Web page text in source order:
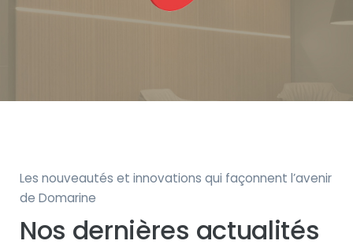
Les nouveautés et innovations qui façonnent l’avenir
de Domarine
Nos dernières actualités